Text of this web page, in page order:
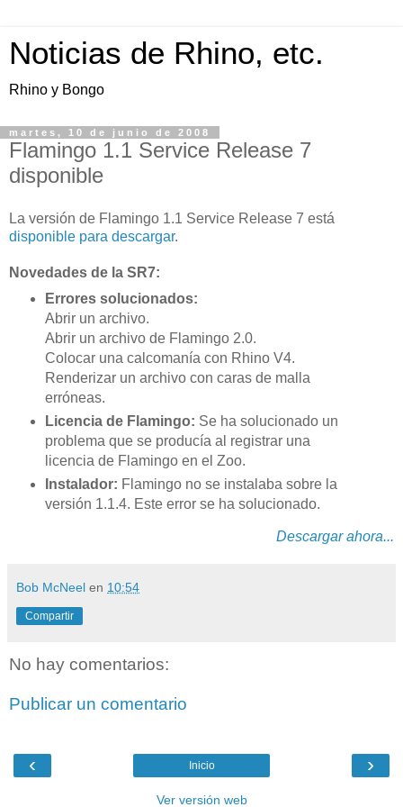
Noticias de Rhino, etc.
Rhino y Bongo
martes, 10 de junio de 2008
Flamingo 1.1 Service Release 7
disponible
La versión de Flamingo 1.1 Service Release 7 está
disponible para descargar.
Novedades de la SR7:
Errores solucionados:
Abrir un archivo.
Abrir un archivo de Flamingo 2.0.
Colocar una calcomanía con Rhino V4.
Renderizar un archivo con caras de malla
erróneas.
Licencia de Flamingo: Se ha solucionado un
problema que se producía al registrar una
licencia de Flamingo en el Zoo.
Instalador: Flamingo no se instalaba sobre la
versión 1.1.4. Este error se ha solucionado.
Descargar ahora...
Bob McNeel en 10:54
Compartir
No hay comentarios:
Publicar un comentario
‹ ›
Inicio
Ver versión web